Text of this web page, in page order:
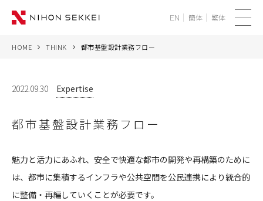
SERVICES
PROJECTS
NEWS
EN 簡体 繁体
HOME THINK 都市基盤設計業務フロー
2022.09.30 Expertise
都市基盤設計業務フロー
魅力と活力にあふれ、安全で快適な都市の開発や再構築のために
は、都市に集積するインフラや公共空間を公民連携により統合的
に整備・再編していくことが必要です。